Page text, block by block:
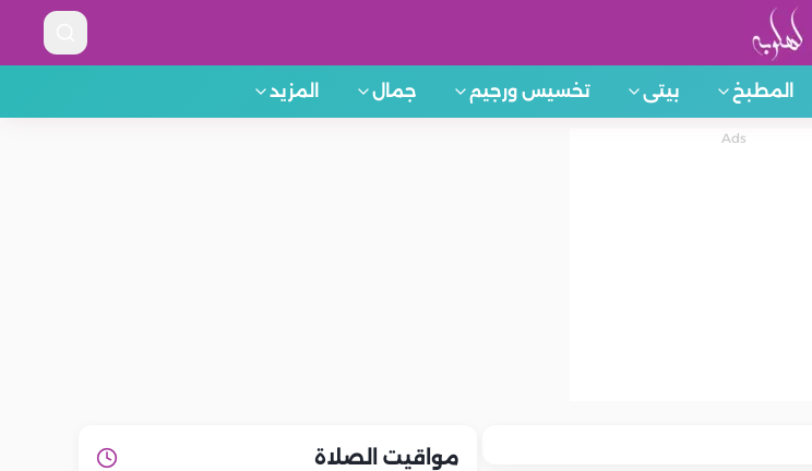
المطبخ بيتى تخسيس ورجيم جمال المزيد
مواقيت الصلاة